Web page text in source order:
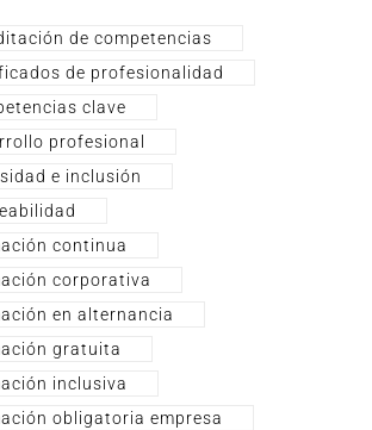
de competencias
de profesionalidad
clave
profesional
e inclusión
continua
corporativa
en alternancia
gratuita
inclusiva
obligatoria empresa